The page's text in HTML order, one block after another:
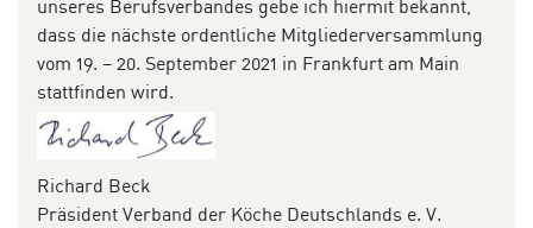
unseres Berufsverbandes gebe ich hiermit bekannt,
dass die nächste ordentliche Mitgliederversammlung
vom 19. – 20. September 2021 in Frankfurt am Main
stattfinden wird.
Richard Beck
Präsident Verband der Köche Deutschlands e. V.